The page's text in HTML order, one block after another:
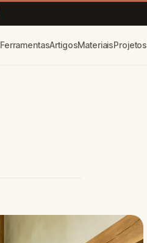
FerramentasArtigosMateriaisProjetos